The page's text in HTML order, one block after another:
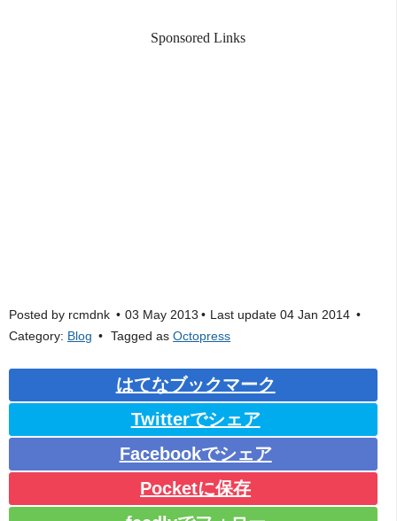
Sponsored Links
Posted by rcmdnk 03 May 2013 Last update04 Jan 2014
Category: Blog Tagged asOctopress
はてなブックマーク
Twitterでシェア
Facebookでシェア
Pocketに保存